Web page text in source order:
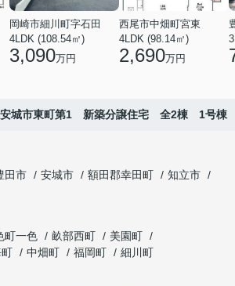
岡崎市細川町字石田
4LDK (108.54㎡)
3,090万円
西尾市中畑町宮東
4LDK (98.14㎡)
2,690万円
安城市東町第1 新築分譲住宅 全2棟 1号棟
田市 安城市 額田郡幸田町
知立市
町一色 畝部西町
美園町
中畑町 福岡町
細川町